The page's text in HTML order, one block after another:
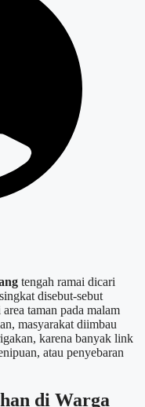
tengah ramai dicari
disebut-sebut
taman pada malam
masyarakat diimbau
karena banyak link
atau penyebaran
di Warga